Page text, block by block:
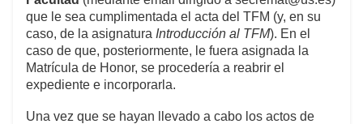
que le sea cumplimentada el acta del TFM (y, en su
caso, de la asignatura Introducción al TFM). En el
caso de que, posteriormente, le fuera asignada la
Matrícula de Honor, se procedería a reabrir el
expediente e incorporarla.
Una vez que se hayan llevado a cabo los actos de